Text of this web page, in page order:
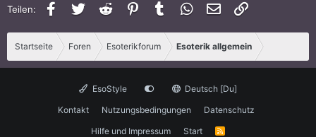
Gestartet von iwanow 16. Februar 2021
Antworten: 1
Geister und Dämonen bitte hilft mir..
Gestartet von iwanow 16. Februar 2021 Antworten: 3
Ex-freund Zieht Bei Mir Ein
Teilen: FacebookTwitter Reddit PinterestTumblr WhatsApp
E-Mail
Startseite Foren Esoterikforum Esoterik allgemein
EsoStyle
Deutsch [Du]
Kontakt
Nutzungsbedingungen
Datenschutz
Hilfe und Impressum
Start
R